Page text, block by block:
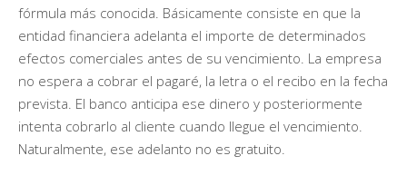
fórmula más conocida. Básicamente consiste en que la
entidad financiera adelanta el importe de determinados
efectos comerciales antes de su vencimiento. La empresa
no espera a cobrar el pagaré, la letra o el recibo en la fecha
prevista. El banco anticipa ese dinero y posteriormente
intenta cobrarlo al cliente cuando llegue el vencimiento.
Naturalmente, ese adelanto no es gratuito.